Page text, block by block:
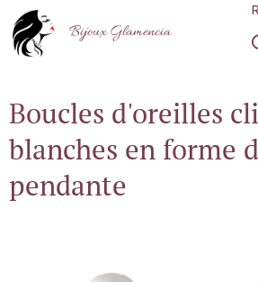
Bijoux Glamencia
Boucles d'oreilles
blanches en forme
pendante